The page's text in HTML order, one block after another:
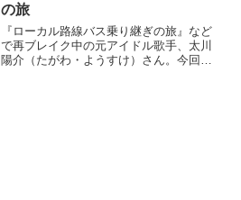
の旅
『ローカル路線バス乗り継ぎの旅』など
で再ブレイク中の元アイドル歌手、太川
陽介（たがわ・ようすけ）さん。今回